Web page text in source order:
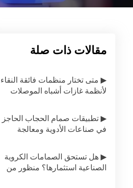
مقالات ذات صلة
▶ متى تختار منظمات فائقة النقاء
لأنظمة غازات أشباه الموصلات
▶ تطبيقات صمام الحجاب الحاجز
في صناعات الأدوية ومعالجة
▶ هل تستحق الصمامات الكروية
الصناعية استثمارها؟ منظور من